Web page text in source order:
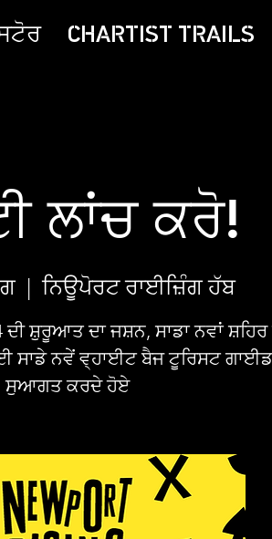
CHARTIST TRAILS
ਲਾਂਚ ਕਰੋ!
  |
ਨਿਊਪੋਰਟ ਰਾਈਜ਼ਿੰਗ ਹੱਬ
ਦੀ ਸ਼ੁਰੂਆਤ ਦਾ ਜਸ਼ਨ, ਸਾਡਾ ਨਵਾਂ
ਸਾਡੇ ਨਵੇਂ ਵ੍ਹਾਈਟ ਬੈਜ ਟੂਰਿਸਟ
ਸੁਆਗਤ ਕਰਦੇ ਹੋਏ